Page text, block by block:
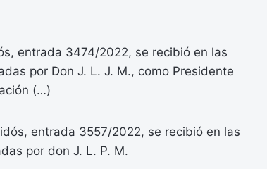
entrada 3474/2022, se recibió en las
por Don J. L. J. M., como Presidente
(…)
entrada 3557/2022, se recibió en las
por don J. L. P. M.